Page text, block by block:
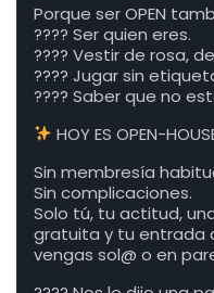
Porque ser OPEN
???? Ser quien eres.
???? Vestir de rosa,
???? Jugar sin
???? Saber que no
HOY ES OPEN-
Sin membresía
Sin complicaciones.
Solo tú, tu actitud,
gratuita y tu entrada
vengas sol@ o en